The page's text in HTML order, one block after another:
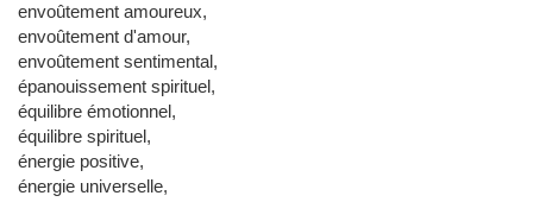
envoûtement amoureux,
envoûtement d'amour,
envoûtement sentimental,
épanouissement spirituel,
équilibre émotionnel,
équilibre spirituel,
énergie positive,
énergie universelle,